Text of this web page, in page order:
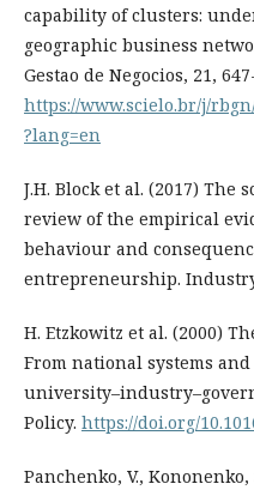
capability of clusters:
geographic business
Gestao de Negocios, 21,
https://www.scielo.br/j/
?lang=en
J.H. Block et al. (2017)
review of the empirical
behaviour and
entrepreneurship.
H. Etzkowitz et al. (2000)
From national systems
Policy. https://doi.org/
Panchenko, V.,